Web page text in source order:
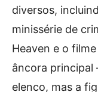
diversos,
minissérie de
Heaven e o
âncora
elenco, mas a